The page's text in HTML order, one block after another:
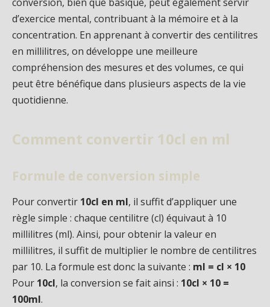
conversion, bien que basique, peut également servir
d’exercice mental, contribuant à la mémoire et à la
concentration. En apprenant à convertir des centilitres
en millilitres, on développe une meilleure
compréhension des mesures et des volumes, ce qui
peut être bénéfique dans plusieurs aspects de la vie
quotidienne.
Comment convertir 10cl en ml
Formule de conversion simple
Pour convertir 10cl en ml, il suffit d’appliquer une
règle simple : chaque centilitre (cl) équivaut à 10
millilitres (ml). Ainsi, pour obtenir la valeur en
millilitres, il suffit de multiplier le nombre de centilitres
par 10. La formule est donc la suivante : ml = cl × 10
Pour 10cl, la conversion se fait ainsi : 10cl × 10 =
100ml.